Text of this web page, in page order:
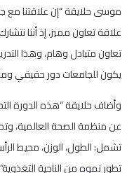
موسى حلايقة “إن علاقتنا
علاقة تعاون مميز، إذ أننا
تعاون متبادل وهام، وهذا
يكون للجامعات دور حقيقي
وأضاف حلايقة “هذه الدورة
عن منظمة الصحة العالمية،
تشمل: الطول، الوزن، محيط
تطور نموه من الناحية